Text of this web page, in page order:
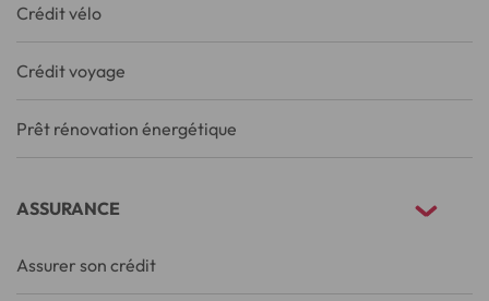
Crédit vélo
Crédit voyage
Prêt rénovation énergétique
ASSURANCE
Assurer son crédit